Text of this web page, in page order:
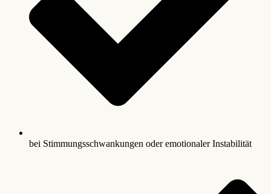
bei Stimmungsschwankungen oder emotionaler Instabilität